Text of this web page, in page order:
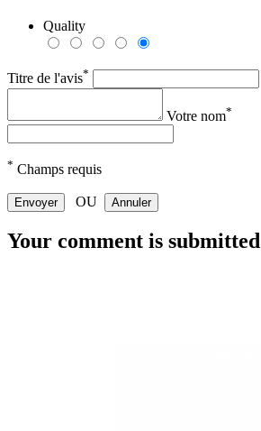
Quality
Titre de l'avis*
Votre nom*
* Champs requis
Envoyer OU Annuler
Your comment is submitted